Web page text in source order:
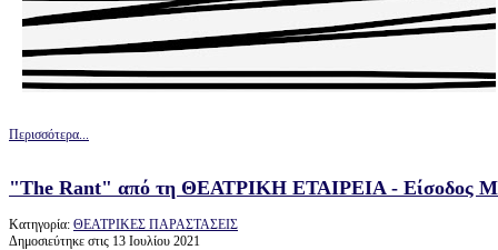
Περισσότερα...
"The Rant" από τη ΘΕΑΤΡΙΚΗ ΕΤΑΙΡΕΙΑ - Είσοδος
Κατηγορία: ΘΕΑΤΡΙΚΕΣ ΠΑΡΑΣΤΑΣΕΙΣ
Δημοσιεύτηκε στις 13 Ιουλίου 2021